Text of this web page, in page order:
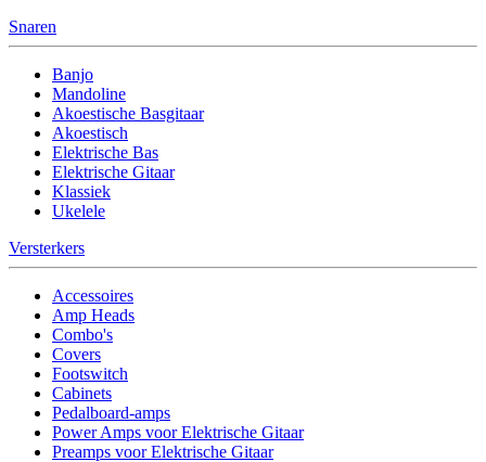
Snaren
Banjo
Mandoline
Akoestische Basgitaar
Akoestisch
Elektrische Bas
Elektrische Gitaar
Klassiek
Ukelele
Versterkers
Accessoires
Amp Heads
Combo's
Covers
Footswitch
Cabinets
Pedalboard-amps
Power Amps voor Elektrische Gitaar
Preamps voor Elektrische Gitaar